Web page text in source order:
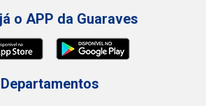
o APP da Guaraves
Departamentos